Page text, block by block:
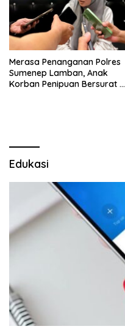
Merasa Penanganan Polres
Sumenep Lamban, Anak
Korban Penipuan Bersurat ke
Edukasi